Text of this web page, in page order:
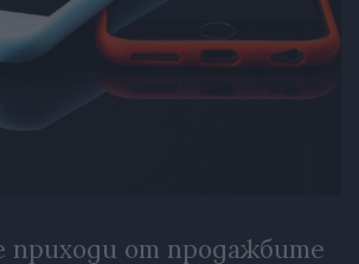
приходи от продажбите